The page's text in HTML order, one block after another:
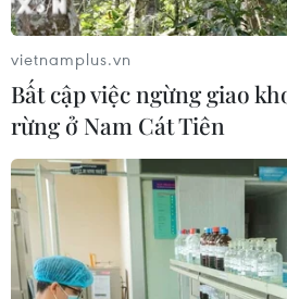
xã hội của hai nước.
vietnamplus.vn
Bất cập việc ngừng giao
rừng ở Nam Cát Tiên